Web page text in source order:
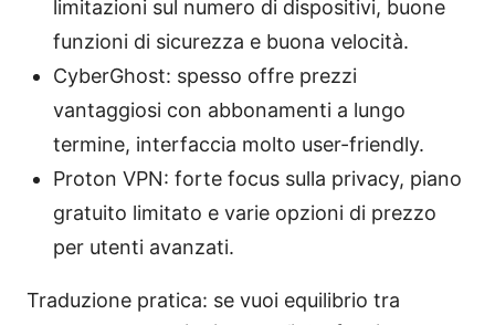
limitazioni sul numero di dispositivi, buone
funzioni di sicurezza e buona velocità.
CyberGhost: spesso offre prezzi
vantaggiosi con abbonamenti a lungo
termine, interfaccia molto user-friendly.
Proton VPN: forte focus sulla privacy, piano
gratuito limitato e varie opzioni di prezzo
per utenti avanzati.
Traduzione pratica: se vuoi equilibrio tra